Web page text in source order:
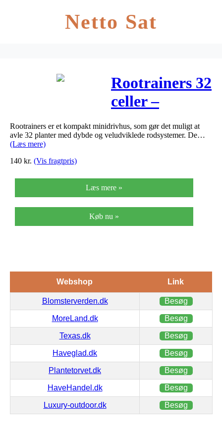
Netto Sat
Rootrainers 32
celler –
minidrivhus –
Rootrainers 32
Rootrainers er et kompakt minidrivhus, som gør det muligt at
avle 32 planter med dybde og veludviklede rodsystemer. De…
(Læs mere)
140 kr. (Vis fragtpris)
Læs mere »
Køb nu »
Webshop Link
Blomsterverden.dk Besøg
MoreLand.dk Besøg
Texas.dk Besøg
Haveglad.dk Besøg
Plantetorvet.dk Besøg
HaveHandel.dk Besøg
Luxury-outdoor.dk Besøg